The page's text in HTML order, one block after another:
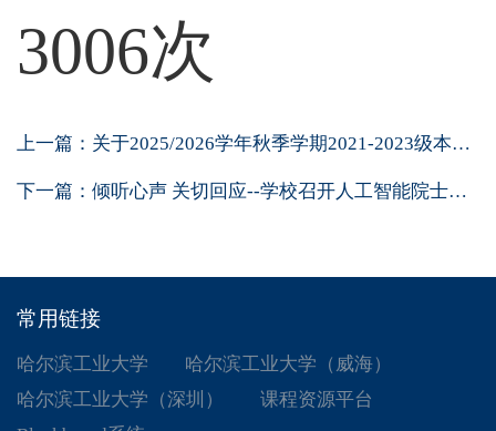
3006次
上一篇： 关于2025/2026学年秋季学期2021-2023级本科...
下一篇： 倾听心声 关切回应--学校召开人工智能院士班...
常用链接
哈尔滨工业大学
哈尔滨工业大学（威海）
哈尔滨工业大学（深圳）
课程资源平台